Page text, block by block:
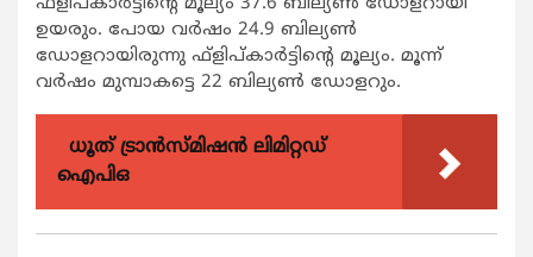
ഉയരും. പോയ വര്‍ഷം 24.9 ബില്യണ്‍
ഡോളറായിരുന്നു ഫ്ളിപ്കാര്‍ട്ടിന്‍റെ മൂല്യം. മൂന്ന്
വര്‍ഷം മുമ്പാകട്ടെ 22 ബില്യണ്‍ ഡോളറും.
ധൂത് ട്രാൻസ്മിഷൻ ലിമിറ്റഡ്
ഐപിഒ